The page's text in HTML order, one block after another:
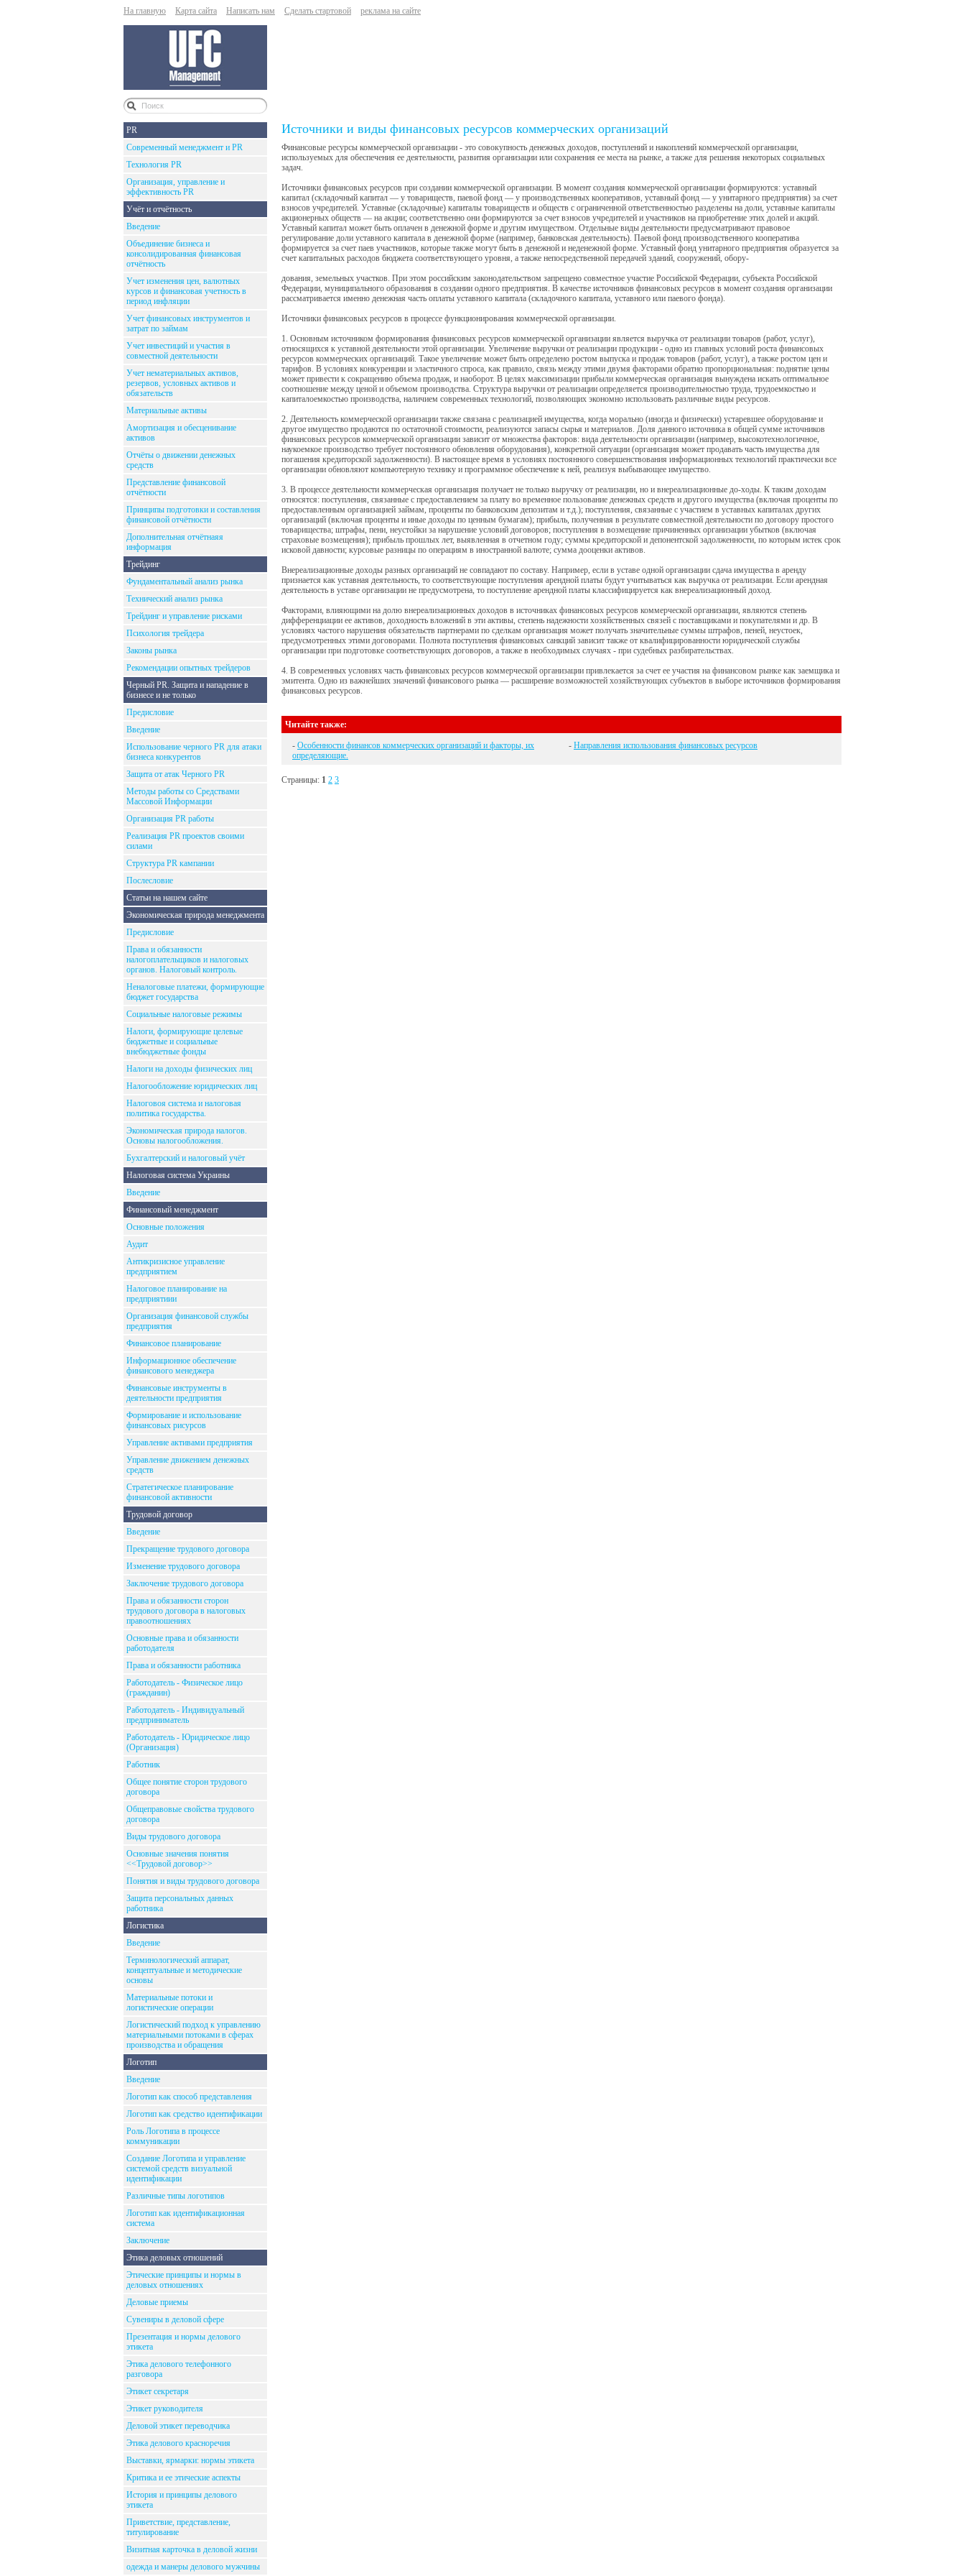
На главную Карта сайта Написать нам Сделать стартовой реклама на сайте
PR
Современный менеджмент и PR
Технология PR
Организация, управление и
эффективность PR
Учёт и отчётность
Введение
Объединение бизнеса и
консолидированная финансовая
отчётность
Учет изменения цен, валютных
курсов и финансовая учетность в
период инфляции
Учет финансовых инструментов и
затрат по займам
Учет инвестиций и участия в
совместной деятельности
Учет нематериальных активов,
резервов, условных активов и
обязательств
Материальные активы
Амортизация и обесценивание
активов
Отчёты о движении денежных
средств
Представление финансовой
отчётности
Принципы подготовки и составления
финансовой отчётности
Дополнительная отчётнаяя
информация
Трейдинг
Фундаментальный анализ рынка
Технический анализ рынка
Трейдинг и управление рисками
Психология трейдера
Законы рынка
Рекомендации опытных трейдеров
Черный PR. Защита и нападение в
бизнесе и не только
Предисловие
Введение
Использование черного PR для атаки
бизнеса конкурентов
Защита от атак Черного PR
Методы работы со Средствами
Массовой Информации
Организация PR работы
Реализация PR проектов своими
силами
Структура PR кампании
Послесловие
Статьи на нашем сайте
Экономическая природа менеджмента
Предисловие
Права и обязанности
налогоплательщиков и налоговых
органов. Налоговый контроль.
Неналоговые платежи, формирующие
бюджет государства
Социальные налоговые режимы
Налоги, формирующие целевые
бюджетные и социальные
внебюджетные фонды
Налоги на доходы физических лиц
Налогообложение юридических лиц
Налоговоя система и налоговая
политика государства.
Экономическая природа налогов.
Основы налогообложения.
Бухгалтерский и налоговый учёт
Налоговая система Украины
Введение
Финансовый менеджмент
Основные положения
Аудит
Антикризисное управление
предприятием
Налоговое планирование на
предприятиии
Организация финансовой службы
предприятия
Финансовое планирование
Информационное обеспечение
финансового менеджера
Финансовые инструменты в
деятельности предприятия
Формирование и использование
финансовых рисурсов
Управление активами предприятия
Управление движением денежных
средств
Стратегическое планирование
финансовой активности
Трудовой договор
Введение
Прекращение трудового договора
Изменение трудового договора
Заключение трудового договора
Права и обязанности сторон
трудового договора в налоговых
правоотношениях
Основные права и обязанности
работодателя
Права и обязанности работника
Работодатель - Физическое лицо
(гражданин)
Работодатель - Индивидуальный
предприниматель
Работодатель - Юридическое лицо
(Организация)
Работник
Общее понятие сторон трудового
договора
Общеправовые свойства трудового
договора
Виды трудового договора
Основные значения понятия
<<Трудовой договор>>
Понятия и виды трудового договора
Защита персональных данных
работника
Логистика
Введение
Терминологический аппарат,
концептуальные и методические
основы
Материальные потоки и
логистические операции
Логистический подход к управлению
материальными потоками в сферах
производства и обращения
Логотип
Введение
Логотип как способ представления
Логотип как средство идентификации
Роль Логотипа в процессе
коммуникации
Создание Логотипа и управление
системой средств визуальной
идентификации
Различные типы логотипов
Логотип как идентификационная
система
Заключение
Этика деловых отношений
Этические принципы и нормы в
деловых отношениях
Деловые приемы
Сувениры в деловой сфере
Презентация и нормы делового
этикета
Этика делового телефонного
разговора
Этикет секретаря
Этикет руководителя
Деловой этикет переводчика
Этика делового красноречия
Выставки, ярмарки: нормы этикета
Критика и ее этические аспекты
История и принципы делового
этикета
Приветствие, представление,
титулирование
Визитная карточка в деловой жизни
одежда и манеры делового мужчины
Источники и виды финансовых ресурсов коммерческих организаций
Финансовые ресурсы коммерческой организации - это совокупность денежных доходов, поступлений и накоплений коммерческой организации,
используемых для обеспечения ее деятельности, развития организации или сохранения ее места на рынке, а также для решения некоторых социальных
задач.
Источники финансовых ресурсов при создании коммерческой организации. В момент создания коммерческой организации формируются: уставный
капитал (складочный капитал — у товариществ, паевой фонд — у производственных кооперативов, уставный фонд — у унитарного предприятия) за счет
взносов учредителей. Уставные (складочные) капиталы товариществ и обществ с ограниченной ответственностью разделены на доли, уставные капиталы
акционерных обществ — на акции; соответственно они формируются за счет взносов учредителей и участников на приобретение этих долей и акций.
Уставный капитал может быть оплачен в денежной форме и другим имуществом. Отдельные виды деятельности предусматривают правовое
регулирование доли уставного капитала в денежной форме (например, банковская деятельность). Паевой фонд производственного кооператива
формируется за счет паев участников, которые также могут быть в денежной и неденежной форме. Уставный фонд унитарного предприятия образуется за
счет капитальных расходов бюджета соответствующего уровня, а также непосредственной передачей зданий, сооружений, обору-
дования, земельных участков. При этом российским законодательством запрещено совместное участие Российской Федерации, субъекта Российской
Федерации, муниципального образования в создании одного предприятия. В качестве источников финансовых ресурсов в момент создания организации
рассматривается именно денежная часть оплаты уставного капитала (складочного капитала, уставного или паевого фонда).
Источники финансовых ресурсов в процессе функционирования коммерческой организации.
1. Основным источником формирования финансовых ресурсов коммерческой организации является выручка от реализации товаров (работ, услуг),
относящихся к уставной деятельности этой организации. Увеличение выручки от реализации продукции - одно из главных условий роста финансовых
ресурсов коммерческих организаций. Такое увеличение может быть определено ростом выпуска и продаж товаров (работ, услуг), а также ростом цен и
тарифов. В условиях конкуренции и эластичного спроса, как правило, связь между этими двумя факторами обратно пропорциональная: поднятие цены
может привести к сокращению объема продаж, и наоборот. В целях максимизации прибыли коммерческая организация вынуждена искать оптимальное
соотношение между ценой и объемом производства. Структура выручки от реализации определяется производительностью труда, трудоемкостью и
капиталоемкостью производства, наличием современных технологий, позволяющих экономно использовать различные виды ресурсов.
2. Деятельность коммерческой организации также связана с реализацией имущества, когда морально (иногда и физически) устаревшее оборудование и
другое имущество продаются по остаточной стоимости, реализуются запасы сырья и материалов. Доля данного источника в общей сумме источников
финансовых ресурсов коммерческой организации зависит от множества факторов: вида деятельности организации (например, высокотехнологичное,
наукоемкое производство требует постоянного обновления оборудования), конкретной ситуации (организация может продавать часть имущества для
погашения кредиторской задолженности). В настоящее время в условиях постоянного совершенствования информационных технологий практически все
организации обновляют компьютерную технику и программное обеспечение к ней, реализуя выбывающее имущество.
3. В процессе деятельности коммерческая организация получает не только выручку от реализации, но и внереализационные до-ходы. К таким доходам
относятся: поступления, связанные с предоставлением за плату во временное пользование денежных средств и другого имущества (включая проценты по
предоставленным организацией займам, проценты по банковским депозитам и т.д.); поступления, связанные с участием в уставных капиталах других
организаций (включая проценты и иные доходы по ценным бумагам); прибыль, полученная в результате совместной деятельности по договору простого
товарищества; штрафы, пени, неустойки за нарушение условий договоров; поступления в возмещение причиненных организации убытков (включая
страховые возмещения); прибыль прошлых лет, выявленная в отчетном году; суммы кредиторской и депонентской задолженности, по которым истек срок
исковой давности; курсовые разницы по операциям в иностранной валюте; сумма дооценки активов.
Внереализационные доходы разных организаций не совпадают по составу. Например, если в уставе одной организации сдача имущества в аренду
признается как уставная деятельность, то соответствующие поступления арендной платы будут учитываться как выручка от реализации. Если арендная
деятельность в уставе организации не предусмотрена, то поступление арендной платы классифицируется как внереализационный доход.
Факторами, влияющими на долю внереализационных доходов в источниках финансовых ресурсов коммерческой организации, являются степень
дифференциации ее активов, доходность вложений в эти активы, степень надежности хозяйственных связей с поставщиками и покупателями и др. В
условиях частого нарушения обязательств партнерами по сделкам организация может получать значительные суммы штрафов, пеней, неустоек,
предусмотренных этими договорами. Полнота поступления финансовых санкций зависит также от квалифицированности юридической службы
организации при подготовке соответствующих договоров, а также в необходимых случаях - при судебных разбирательствах.
4. В современных условиях часть финансовых ресурсов коммерческой организации привлекается за счет ее участия на финансовом рынке как заемщика и
эмитента. Одно из важнейших значений финансового рынка — расширение возможностей хозяйствующих субъектов в выборе источников формирования
финансовых ресурсов.
Читайте также:
- Особенности финансов коммерческих организаций и факторы, их
определяющие.
- Направления использования финансовых ресурсов
Страницы: 1 2 3